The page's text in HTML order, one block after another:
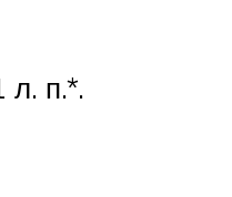
л. п.*.